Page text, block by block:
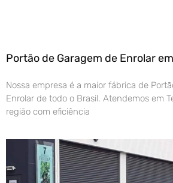
Portão de Garagem de Enrolar
Nossa empresa é a maior fábrica de
Enrolar de todo o Brasil. Atendemos em
região com eficiência